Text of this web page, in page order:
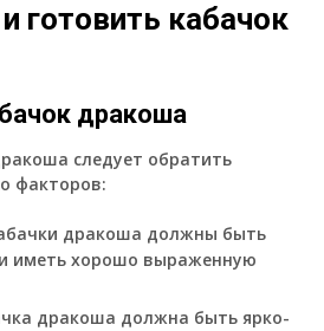
готовить кабачок
дракоша
следует обратить
факторов:
дракоша должны быть
иметь хорошо выраженную
дракоша должна быть ярко-